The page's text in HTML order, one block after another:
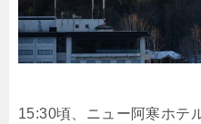
15:30頃、ニュー阿寒ホテ